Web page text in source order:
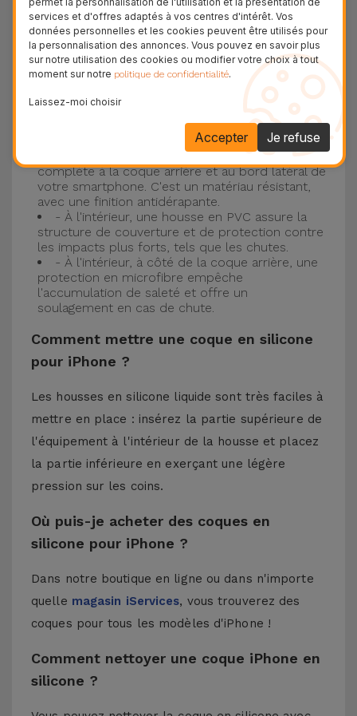
silicone
Nos coques en silicone pour iPhone ont une
construction robuste et de qualité, avec une
construction à trois couches, pour éviter au
maximum les accidents et les casses !
- Une première couche de silicone liquide
donne de la couleur et une couverture
complète à la coque arrière et au bord latéral de
votre smartphone. C'est un matériau résistant,
avec une finition antidérapante.
- À l'intérieur, une housse en PVC assure la
structure de couverture et de protection contre
les impacts plus forts, tels que les chutes.
- À l'intérieur, à côté de la coque arrière, une
protection en microfibre empêche
l'accumulation de saleté et offre un
soulagement en cas de chute.
Comment mettre une coque en silicone
pour iPhone ?
Les housses en silicone liquide sont très faciles à
mettre en place : insérez la partie supérieure de
l'équipement à l'intérieur de la housse et placez
la partie inférieure en exerçant une légère
pression sur les coins.
Où puis-je acheter des coques en
silicone pour iPhone ?
Dans notre boutique en ligne ou dans n'importe
quelle magasin iServices, vous trouverez des
coques pour tous les modèles d'iPhone !
Comment nettoyer une coque iPhone en
silicone ?
services et d'offres adaptés à vos centres d'intérêt. Vos
données personnelles et les cookies peuvent être utilisés pour
la personnalisation des annonces. Vous pouvez en savoir plus
sur notre utilisation des cookies ou modifier votre choix à tout
moment sur notre politique de confidentialité.
Laissez-moi choisir
Je refuse
Accepter